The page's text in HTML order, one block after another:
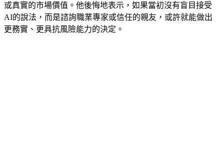
AI的說法，而是諮詢職業專家或信任的親友，或許就能做出
更務實、更具抗風險能力的決定。